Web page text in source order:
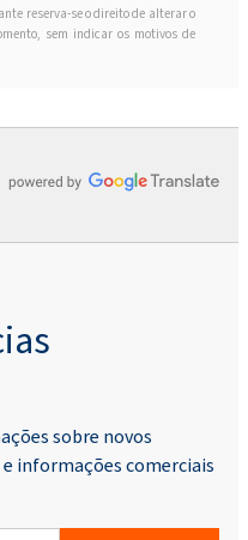
poliol)
poliol)
poliol)
poliol)
reserva-se o direito de alterar o
sem indicar os motivos de
sobre novos
informações comerciais